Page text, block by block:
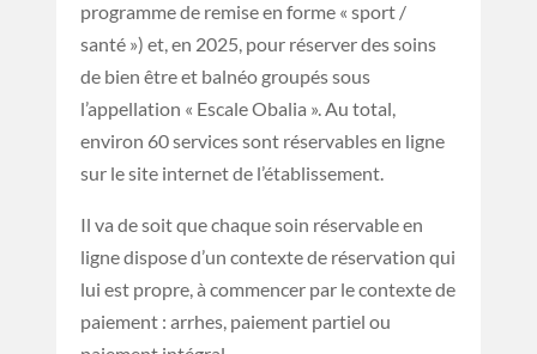
programme de remise en forme « sport /
santé ») et, en 2025, pour réserver des soins
de bien être et balnéo groupés sous
l’appellation « Escale Obalia ». Au total,
environ 60 services sont réservables en ligne
sur le site internet de l’établissement.
Il va de soit que chaque soin réservable en
ligne dispose d’un contexte de réservation qui
lui est propre, à commencer par le contexte de
paiement : arrhes, paiement partiel ou